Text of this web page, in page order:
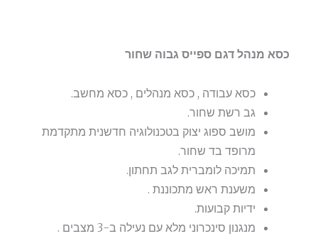
כסא מנהל דגם ספייס גבוה שחור
כסא עבודה , כסא מנהלים , כסא מחשב.
גב רשת שחור.
מושב ספוג יצוק בטכנולוגיה חדשנית מתקדמת
מרופד בד שחור.
תמיכה לומברית לגב תחתון.
משענת ראש מתכוננת .
ידיות קבועות.
מנגנון סינכרוני מלא עם נעילה ב-3 מצבים .